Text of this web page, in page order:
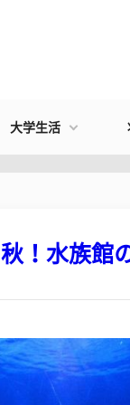
大学生活
！水族館